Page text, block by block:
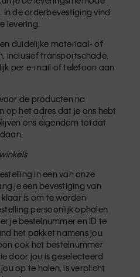
In de orderbevestiging vind
levering.
duidelijke materiaal- of
inclusief transportschade,
per e-mail of telefoon aan
de producten na
op het adres dat je ons hebt
ons eigendom totdat
in een van onze
je een bevestiging van
is om te worden
persoonlijk ophalen
je bestelnummer en ID te
het pakket namens jou
ook het bestelnummer
door jou is geselecteerd
op te halen, is verplicht